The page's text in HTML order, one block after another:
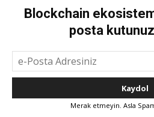
Blockchain
posta
Merak etmeyin. Asla